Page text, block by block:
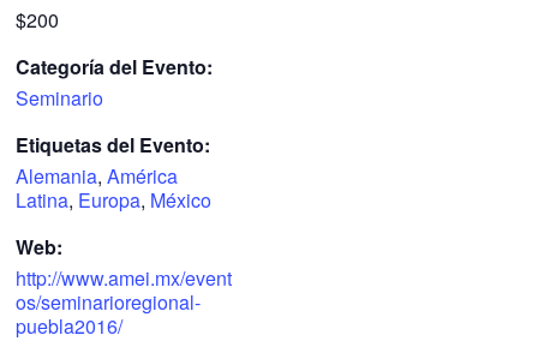
$200
Categoría del Evento:
Seminario
Etiquetas del Evento:
Alemania,América
Latina, Europa, México
Web:
http://www.amei.mx/event
os/seminarioregional-
puebla2016/